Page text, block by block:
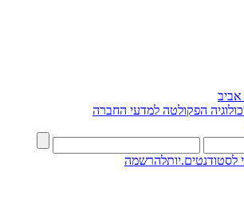
הפקולטה למדעי החברה
לסטודנטים.יותלהרשמה